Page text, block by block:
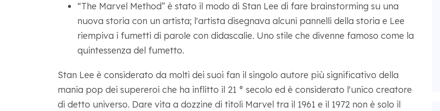
“The Marvel Method” è stato il modo di Stan Lee di fare brainstorming su una
nuova storia con un artista; l'artista disegnava alcuni pannelli della storia e Lee
riempiva i fumetti di parole con didascalie. Uno stile che divenne famoso come la
quintessenza del fumetto.
Stan Lee è considerato da molti dei suoi fan il singolo autore più significativo della
mania pop dei supereroi che ha inflitto il 21 ° secolo ed è considerato l'unico creatore
di detto universo. Dare vita a dozzine di titoli Marvel tra il 1961 e il 1972 non è solo il